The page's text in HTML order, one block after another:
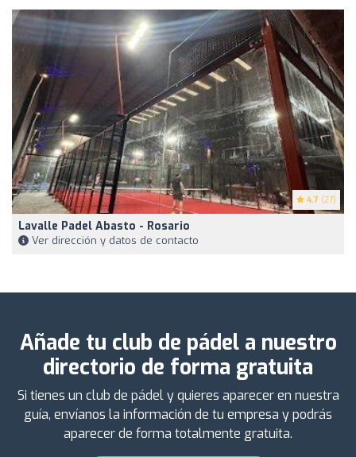
4.7 (27)
Lavalle Padel Abasto - Rosario
Ver dirección y datos de contacto
Añade tu club de pádel a nuestro
directorio de forma gratuita
Si tienes un club de pádel y quieres aparecer en nuestra
guía, envíanos la información de tu empresa y podrás
aparecer de forma totalmente gratuita.